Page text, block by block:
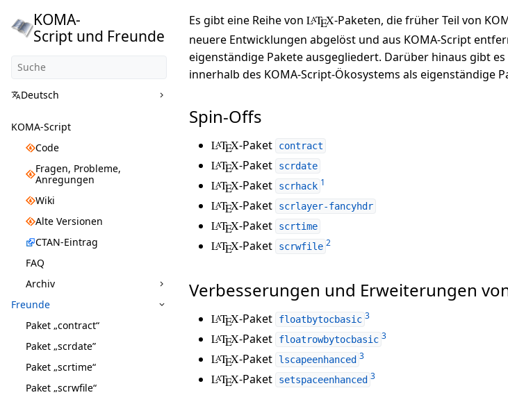
KOMA-
Script und Freunde
Deutsch
KOMA-Script
Code
Fragen, Probleme,
Anregungen
Wiki
Alte Versionen
CTAN-Eintrag
FAQ
Archiv
Freunde
Paket „contract“
Paket „scrdate”
Paket „scrtime“
Paket „scrwfile“
Es gibt eine Reihe von LATEX-Paketen, die früher Teil von
neuere Entwicklungen abgelöst und aus KOMA-Script
eigenständige Pakete ausgegliedert. Darüber hinaus gibt
innerhalb des KOMA-Script-Ökosystems als eigenständige
Spin-Offs
LATEX-Paket contract
LATEX-Paket scrdate
LATEX-Paket scrhack 1
LATEX-Paket scrlayer-fancyhdr
LATEX-Paket scrtime
LATEX-Paket scrwfile 2
Verbesserungen und Erweiterungen
LATEX-Paket floatbytocbasic 3
LATEX-Paket floatrowbytocbasic 3
LATEX-Paket lscapeenhanced 3
LATEX-Paket setspaceenhanced 3